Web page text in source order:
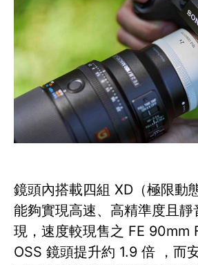
鏡頭內搭載四組 XD（極限動
能夠實現高速、高精準度且靜
現，速度較現售之 FE 90mm
OSS 鏡頭提升約 1.9 倍 ，而